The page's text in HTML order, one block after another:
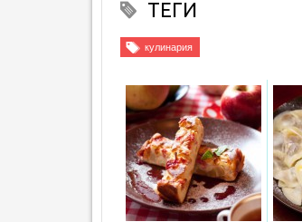
ТЕГИ
кулинария